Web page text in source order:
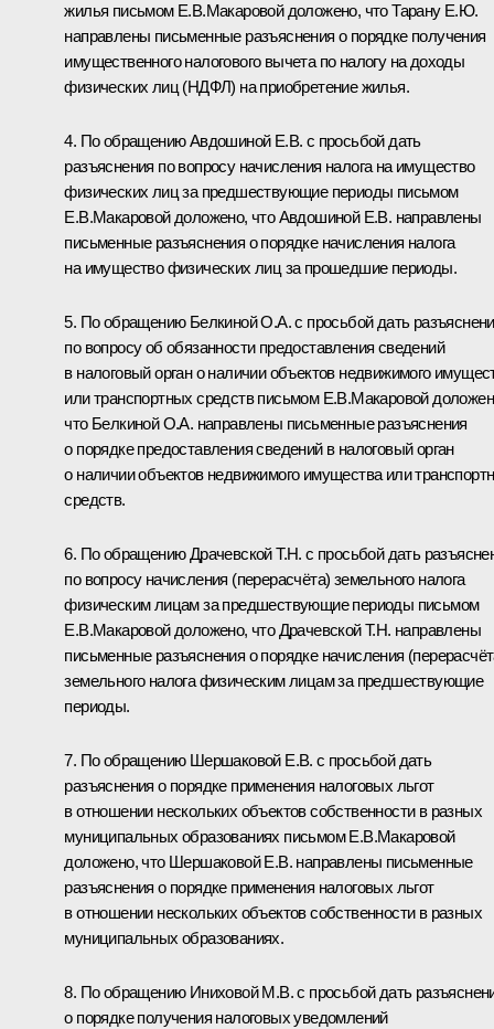
жилья письмом Е.В.Макаровой доложено, что Тарану Е.Ю.
направлены письменные разъяснения о порядке получения
имущественного налогового вычета по налогу на доходы
физических лиц (НДФЛ) на приобретение жилья.
4. По обращению Авдошиной Е.В. с просьбой дать
разъяснения по вопросу начисления налога на имущество
физических лиц за предшествующие периоды письмом
Е.В.Макаровой доложено, что Авдошиной Е.В. направлены
письменные разъяснения о порядке начисления налога
на имущество физических лиц за прошедшие периоды.
5. По обращению Белкиной О.А. с просьбой дать
по вопросу об обязанности предоставления сведений
в налоговый орган о наличии объектов недвижимого
или транспортных средств письмом Е.В.Макаровой
что Белкиной О.А. направлены письменные разъяснения
о порядке предоставления сведений в налоговый орган
о наличии объектов недвижимого имущества или
средств.
6. По обращению Драчевской Т.Н. с просьбой дать
по вопросу начисления (перерасчёта) земельного налога
физическим лицам за предшествующие периоды письмом
Е.В.Макаровой доложено, что Драчевской Т.Н. направлены
письменные разъяснения о порядке начисления
земельного налога физическим лицам за предшествующие
периоды.
7. По обращению Шершаковой Е.В. с просьбой дать
разъяснения о порядке применения налоговых льгот
в отношении нескольких объектов собственности в разных
муниципальных образованиях письмом Е.В.Макаровой
доложено, что Шершаковой Е.В. направлены письменные
разъяснения о порядке применения налоговых льгот
в отношении нескольких объектов собственности в разных
муниципальных образованиях.
8. По обращению Иниховой М.В. с просьбой дать
о порядке получения налоговых уведомлений